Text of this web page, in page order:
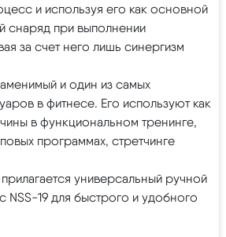
и используя его как основной
снаряд при выполнении
за счет него лишь синергизм
и один из самых
в фитнесе. Его используют как
в функциональном тренинге,
программах, стретчинге
универсальный ручной
NSS-19 для быстрого и удобного